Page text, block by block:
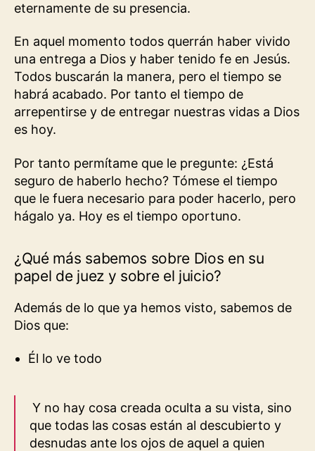
eternamente de su presencia.
En aquel momento todos querrán haber vivido
una entrega a Dios y haber tenido fe en Jesús.
Todos buscarán la manera, pero el tiempo se
habrá acabado. Por tanto el tiempo de
arrepentirse y de entregar nuestras vidas a Dios
es hoy.
Por tanto permítame que le pregunte: ¿Está
seguro de haberlo hecho? Tómese el tiempo
que le fuera necesario para poder hacerlo, pero
hágalo ya. Hoy es el tiempo oportuno.
¿Qué más sabemos sobre Dios en su
papel de juez y sobre el juicio?
Además de lo que ya hemos visto, sabemos de
Dios que:
Él lo ve todo
Y no hay cosa creada oculta a su vista, sino
que todas las cosas están al descubierto y
desnudas ante los ojos de aquel a quien